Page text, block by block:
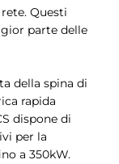
Questi
parte delle
della spina di
rapida
dispone di
per la
a 350kW.